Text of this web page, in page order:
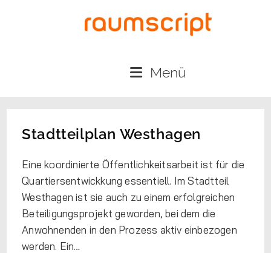
Menü
Stadtteilplan Westhagen
Eine koordinierte Öffentlichkeitsarbeit ist für die
Quartiersentwickkung essentiell. Im Stadtteil
Westhagen ist sie auch zu einem erfolgreichen
Beteiligungsprojekt geworden, bei dem die
Anwohnenden in den Prozess aktiv einbezogen
werden. Ein…